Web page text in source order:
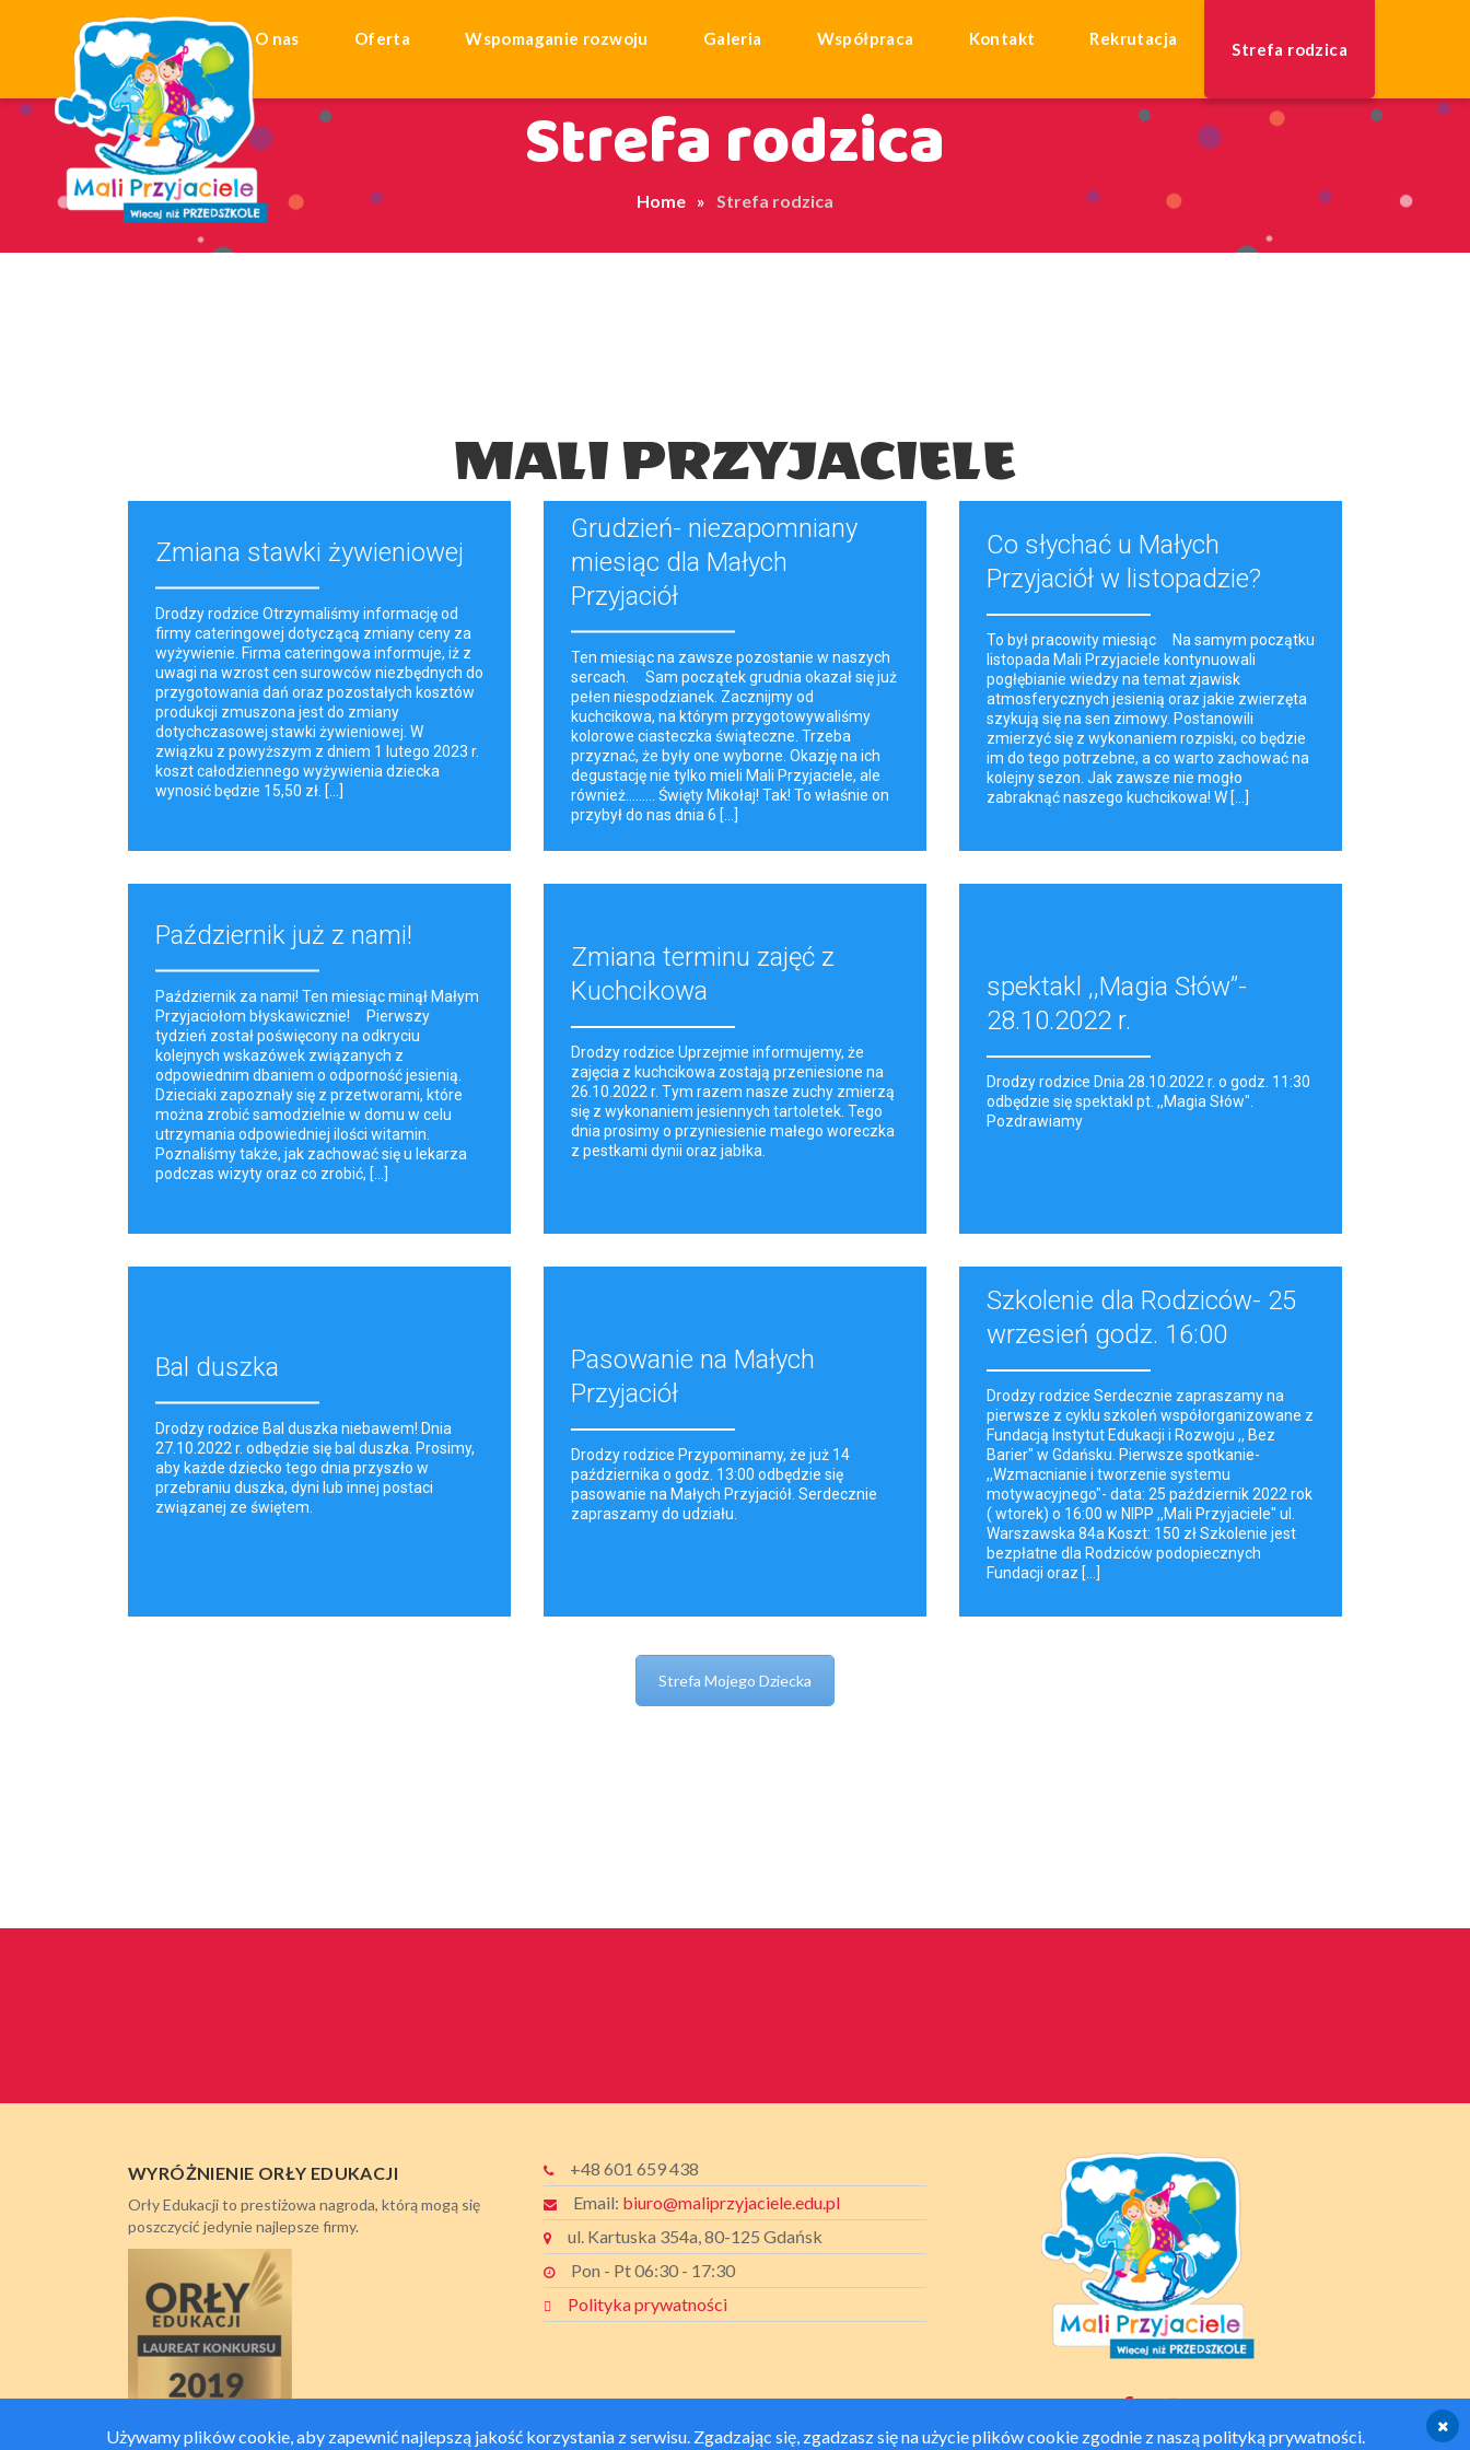
Start O nas Oferta Wspomaganie rozwoju Galeria Współpraca Kontakt Rekrutacja
Strefa rodzica
Strefa rodzica
Home Strefa rodzica
MALI PRZYJACIELE
Zmiana stawki żywieniowej
Drodzy rodzice Otrzymaliśmy informację od
firmy cateringowej dotyczącą zmiany ceny za
wyżywienie. Firma cateringowa informuje, iż z
uwagi na wzrost cen surowców niezbędnych do
przygotowania dań oraz pozostałych kosztów
produkcji zmuszona jest do zmiany
dotychczasowej stawki żywieniowej. W
związku z powyższym z dniem 1 lutego 2023 r.
koszt całodziennego wyżywienia dziecka
wynosić będzie 15,50 zł. [...]
Grudzień- niezapomniany
miesiąc dla Małych
Przyjaciół
Ten miesiąc na zawsze pozostanie w naszych
sercach. Sam początek grudnia okazał się już
pełen niespodzianek. Zacznijmy od
kuchcikowa, na którym przygotowywaliśmy
kolorowe ciasteczka świąteczne. Trzeba
przyznać, że były one wyborne. Okazję na ich
degustację nie tylko mieli Mali Przyjaciele, ale
również......... Święty Mikołaj! Tak! To właśnie on
przybył do nas dnia 6 [...]
Co słychać u Małych
Przyjaciół w listopadzie?
To był pracowity miesiąc Na samym początku
listopada Mali Przyjaciele kontynuowali
pogłębianie wiedzy na temat zjawisk
atmosferycznych jesienią oraz jakie zwierzęta
szykują się na sen zimowy. Postanowili
zmierzyć się z wykonaniem rozpiski, co będzie
im do tego potrzebne, a co warto zachować na
kolejny sezon. Jak zawsze nie mogło
zabraknąć naszego kuchcikowa! W [...]
Październik już z nami!
Październik za nami! Ten miesiąc minął Małym
Przyjaciołom błyskawicznie! Pierwszy
tydzień został poświęcony na odkryciu
kolejnych wskazówek związanych z
odpowiednim dbaniem o odporność jesienią.
Dzieciaki zapoznały się z przetworami, które
można zrobić samodzielnie w domu w celu
utrzymania odpowiedniej ilości witamin.
Poznaliśmy także, jak zachować się u lekarza
podczas wizyty oraz co zrobić, [...]
Zmiana terminu zajęć z
Kuchcikowa
Drodzy rodzice Uprzejmie informujemy, że
zajęcia z kuchcikowa zostają przeniesione na
26.10.2022 r. Tym razem nasze zuchy zmierzą
się z wykonaniem jesiennych tartoletek. Tego
dnia prosimy o przyniesienie małego woreczka
z pestkami dynii oraz jabłka.
spektakl ,,Magia Słów”-
28.10.2022 r.
Drodzy rodzice Dnia 28.10.2022 r. o godz. 11:30
odbędzie się spektakl pt. ,,Magia Słów".
Pozdrawiamy
Bal duszka
Drodzy rodzice Bal duszka niebawem! Dnia
27.10.2022 r. odbędzie się bal duszka. Prosimy,
aby każde dziecko tego dnia przyszło w
przebraniu duszka, dyni lub innej postaci
związanej ze świętem.
Pasowanie na Małych
Przyjaciół
Drodzy rodzice Przypominamy, że już 14
października o godz. 13:00 odbędzie się
pasowanie na Małych Przyjaciół. Serdecznie
zapraszamy do udziału.
Szkolenie dla Rodziców- 25
wrzesień godz. 16:00
Drodzy rodzice Serdecznie zapraszamy na
pierwsze z cyklu szkoleń współorganizowane z
Fundacją Instytut Edukacji i Rozwoju ,, Bez
Barier" w Gdańsku. Pierwsze spotkanie-
,,Wzmacnianie i tworzenie systemu
motywacyjnego"- data: 25 październik 2022 rok
( wtorek) o 16:00 w NIPP ,,Mali Przyjaciele" ul.
Warszawska 84a Koszt: 150 zł Szkolenie jest
bezpłatne dla Rodziców podopiecznych
Fundacji oraz [...]
Strefa Mojego Dziecka
WYRÓŻNIENIE ORŁY EDUKACJI
Orły Edukacji to prestiżowa nagroda, którą mogą się
poszczycić jedynie najlepsze firmy.
+48 601 659 438
Email: biuro@maliprzyjaciele.edu.pl
ul. Kartuska 354a, 80-125 Gdańsk
Pon - Pt 06:30 - 17:30
Polityka prywatności
Używamy plików cookie, aby zapewnić najlepszą jakość korzystania z serwisu. Zgadzając się, zgadzasz się na użycie plików cookie zgodnie z naszą polityką prywatności.